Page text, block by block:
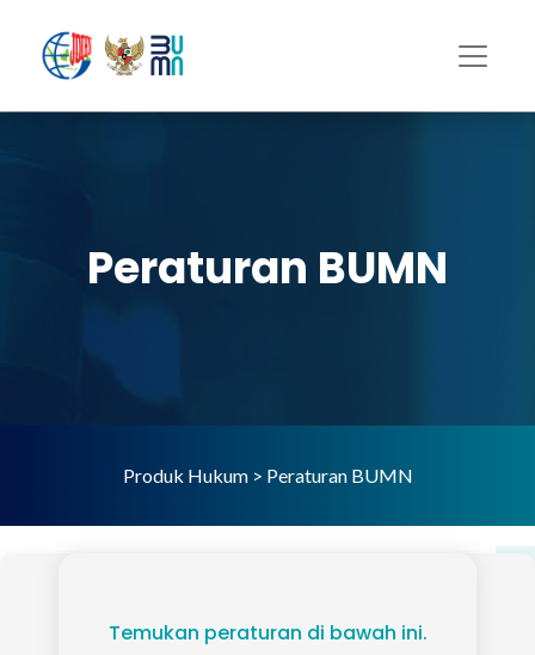
Peraturan BUMN
Produk Hukum > Peraturan BUMN
Temukan peraturan di bawah ini.